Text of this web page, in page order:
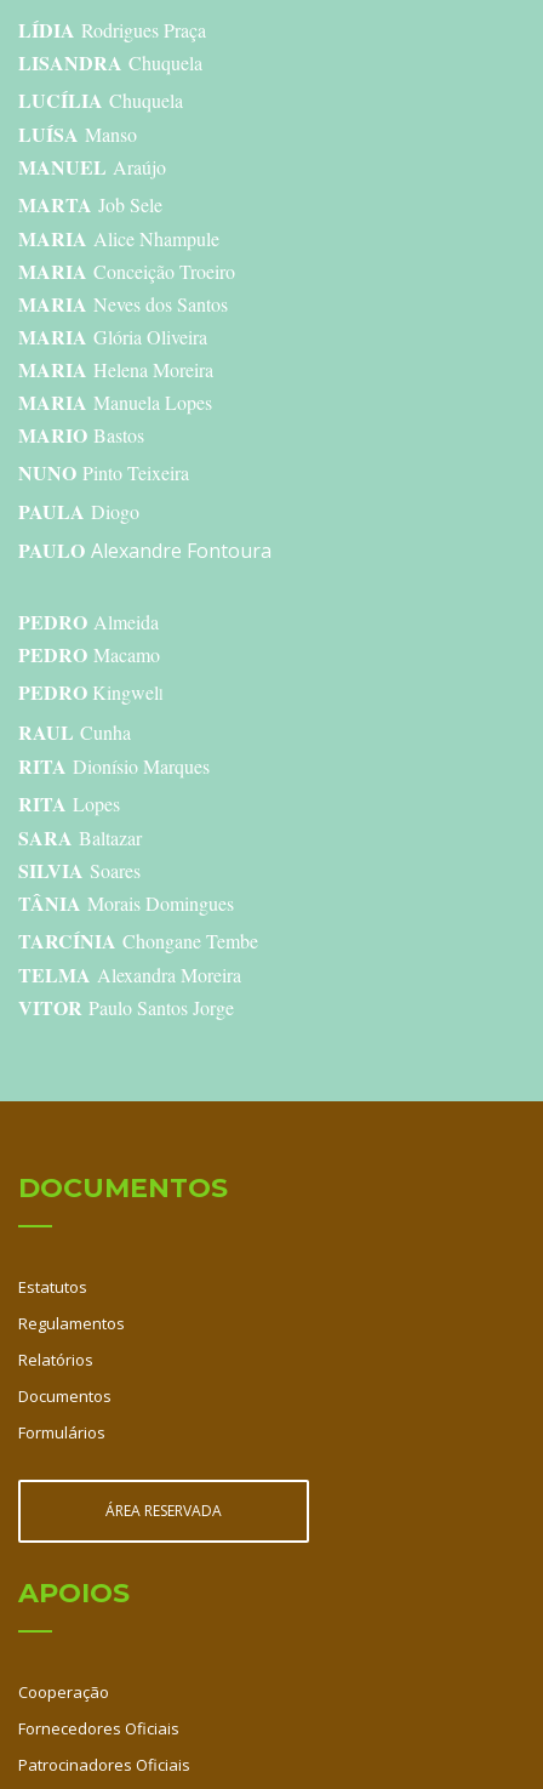
LÍDIA Rodrigues Praça
LISANDRA Chuquela
LUCÍLIA Chuquela
LUÍSA Manso
MANUEL Araújo
MARTA Job Sele
MARIA Alice Nhampule
MARIA Conceição Troeiro
MARIA Neves dos Santos
MARIA Glória Oliveira
MARIA Helena Moreira
MARIA Manuela Lopes
MARIO Bastos
NUNO Pinto Teixeira
PAULA Diogo
PAULO Alexandre Fontoura
PEDRO Almeida
PEDRO Macamo
PEDRO Kingwell
RAUL Cunha
RITA Dionísio Marques
RITA Lopes
SARA Baltazar
SILVIA Soares
TÂNIA Morais Domingues
TARCÍNIA Chongane Tembe
TELMA Alexandra Moreira
VITOR Paulo Santos Jorge
DOCUMENTOS
Estatutos
Regulamentos
Relatórios
Documentos
Formulários
ÁREA RESERVADA
APOIOS
Cooperação
Fornecedores Oficiais
Patrocinadores Oficiais